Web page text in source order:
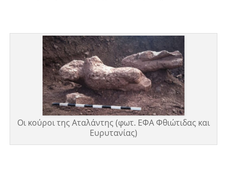
Οι κούροι της Αταλάντης (φωτ. ΕΦΑ Φθιώτιδας και
Ευρυτανίας)